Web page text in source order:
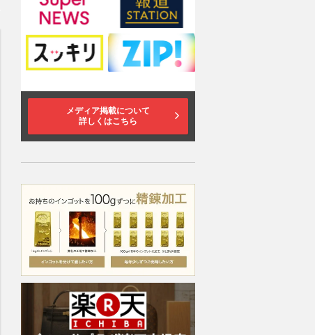
メディア掲載について
詳しくはこちら